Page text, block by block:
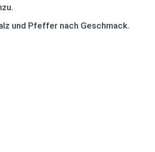
und Pfeffer nach Geschmack.